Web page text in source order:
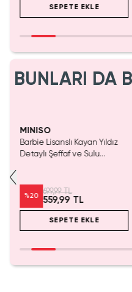
SEPETE EKLE
BUNLARI DA
MINISO
Barbie Lisanslı Kayan Yıldız
Detaylı Şeffaf ve Sulu
%20
699,99 TL
559,99 TL
SEPETE EKLE